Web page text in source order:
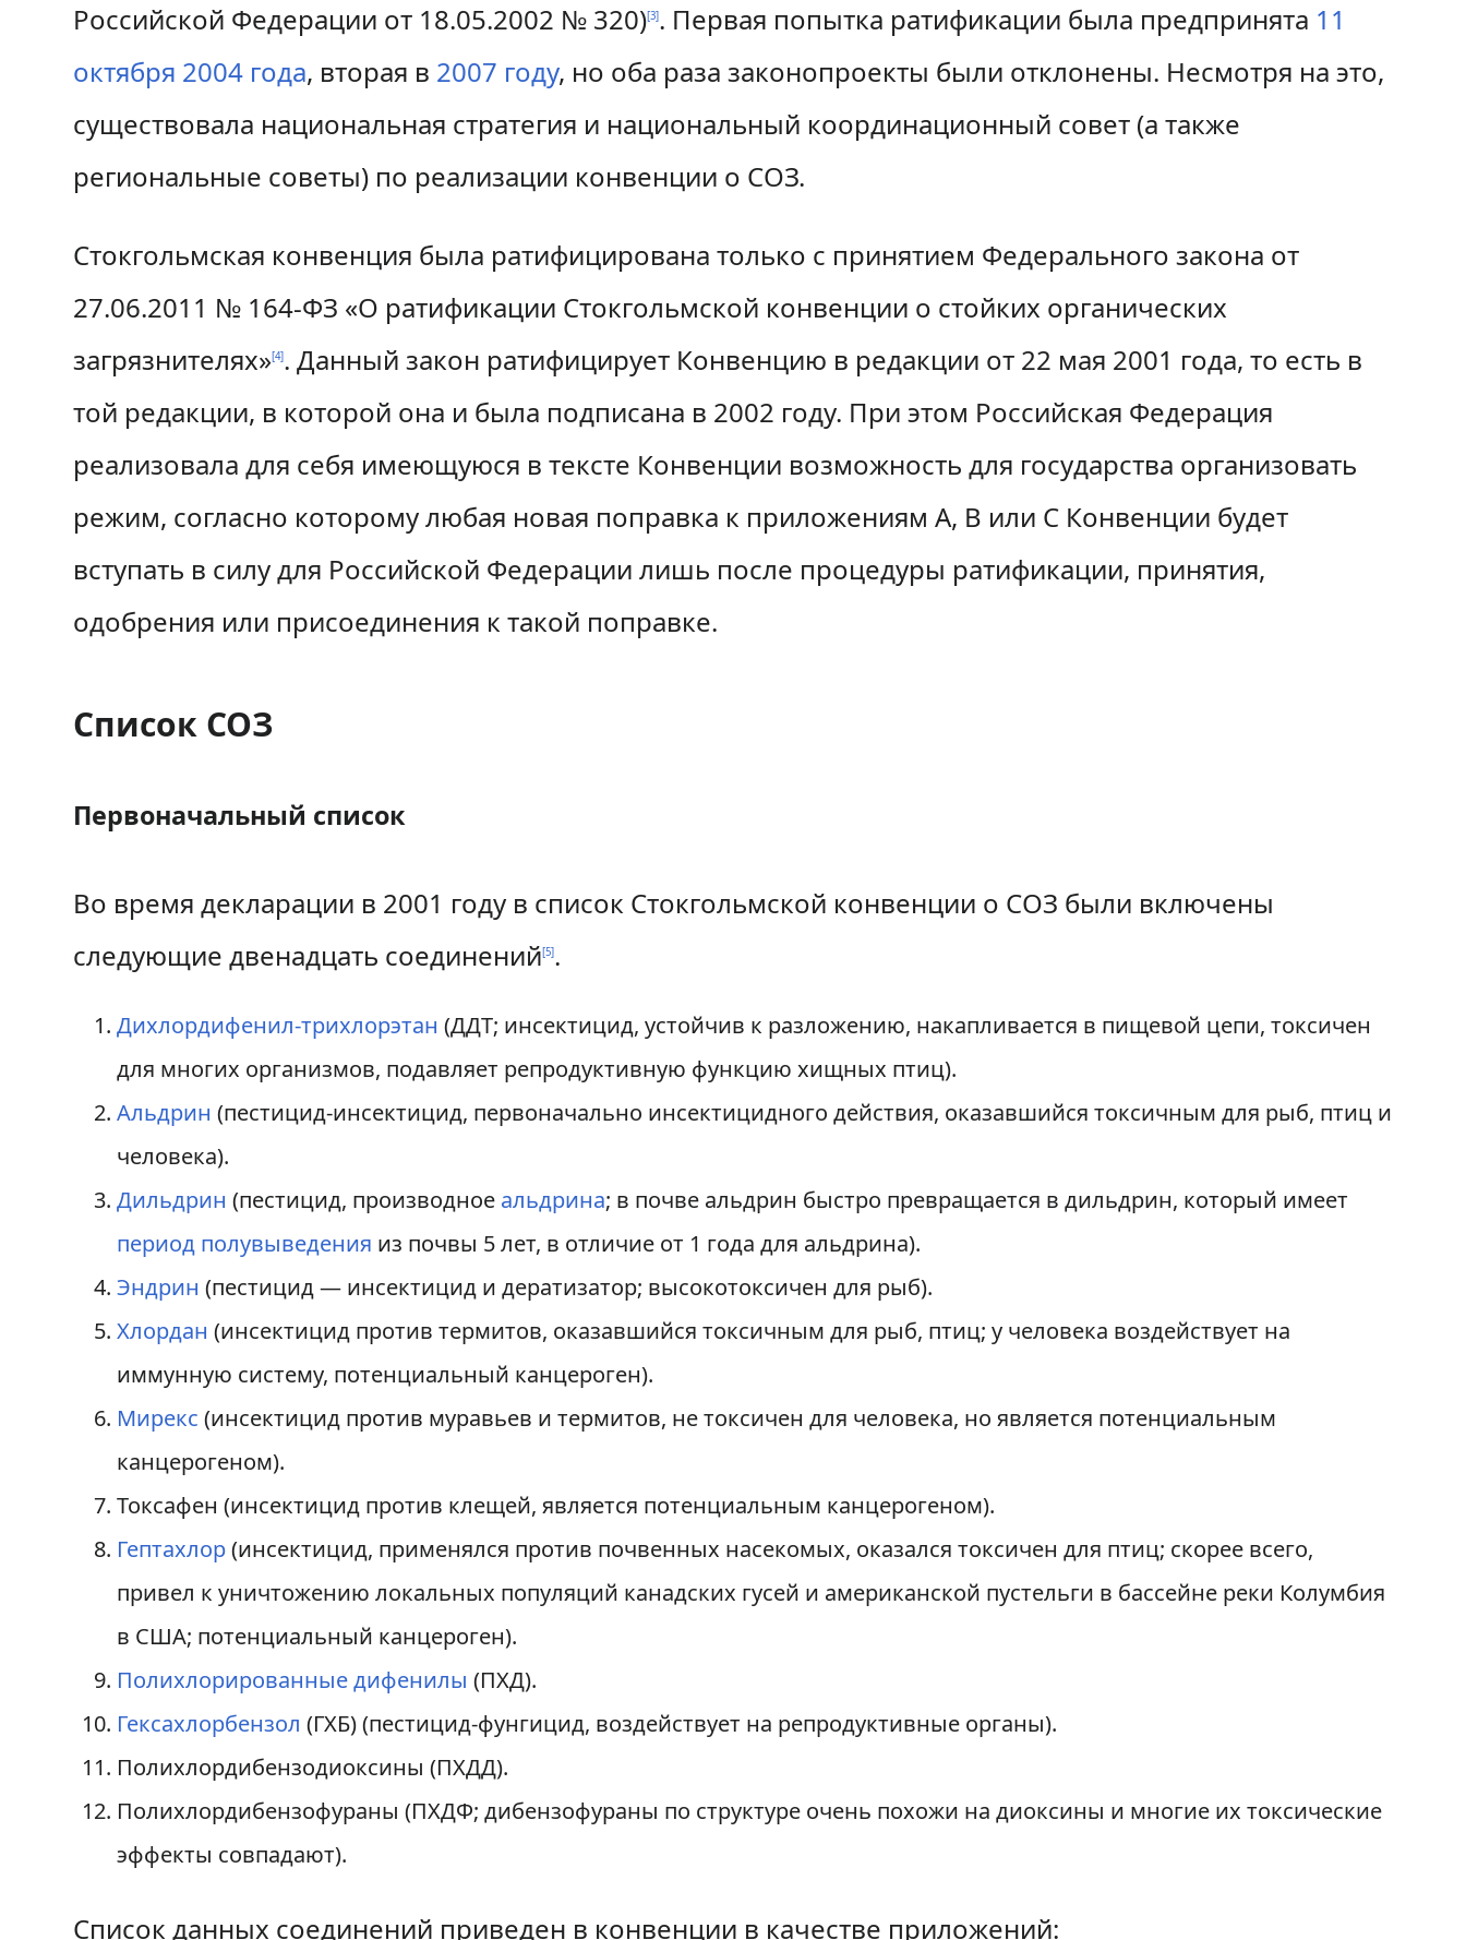
Российской Федерации от 18.05.2002 № 320)[3]. Первая попытка ратификации была предпринята 11
октября 2004 года, вторая в 2007 году, но оба раза законопроекты были отклонены. Несмотря на это,
существовала национальная стратегия и национальный координационный совет (а также
региональные советы) по реализации конвенции о СОЗ.
Стокгольмская конвенция была ратифицирована только с принятием Федерального закона от
27.06.2011 № 164-ФЗ «О ратификации Стокгольмской конвенции о стойких органических
загрязнителях»[4]. Данный закон ратифицирует Конвенцию в редакции от 22 мая 2001 года, то есть в
той редакции, в которой она и была подписана в 2002 году. При этом Российская Федерация
реализовала для себя имеющуюся в тексте Конвенции возможность для государства организовать
режим, согласно которому любая новая поправка к приложениям А, В или С Конвенции будет
вступать в силу для Российской Федерации лишь после процедуры ратификации, принятия,
одобрения или присоединения к такой поправке.
Список СОЗ
Первоначальный список
Во время декларации в 2001 году в список Стокгольмской конвенции о СОЗ были включены
следующие двенадцать соединений[5].
Дихлордифенил-трихлорэтан (ДДТ; инсектицид, устойчив к разложению, накапливается в пищевой цепи, токсичен
для многих организмов, подавляет репродуктивную функцию хищных птиц).
Альдрин (пестицид-инсектицид, первоначально инсектицидного действия, оказавшийся токсичным для рыб, птиц и
человека).
Дильдрин (пестицид, производное альдрина; в почве альдрин быстро превращается в дильдрин, который имеет
период полувыведения из почвы 5 лет, в отличие от 1 года для альдрина).
Эндрин (пестицид — инсектицид и дератизатор; высокотоксичен для рыб).
Хлордан (инсектицид против термитов, оказавшийся токсичным для рыб, птиц; у человека воздействует на
иммунную систему, потенциальный канцероген).
Мирекс (инсектицид против муравьев и термитов, не токсичен для человека, но является потенциальным
канцерогеном).
Токсафен (инсектицид против клещей, является потенциальным канцерогеном).
Гептахлор(инсектицид, применялся против почвенных насекомых, оказался токсичен для птиц; скорее всего,
привел к уничтожению локальных популяций канадских гусей и американской пустельги в бассейне реки Колумбия
в США; потенциальный канцероген).
Полихлорированные дифенилы (ПХД).
Гексахлорбензол (ГХБ) (пестицид-фунгицид, воздействует на репродуктивные органы).
Полихлордибензодиоксины (ПХДД).
Полихлордибензофураны (ПХДФ; дибензофураны по структуре очень похожи на диоксины и многие их токсические
эффекты совпадают).
Список данных соединений приведен в конвенции в качестве приложений: